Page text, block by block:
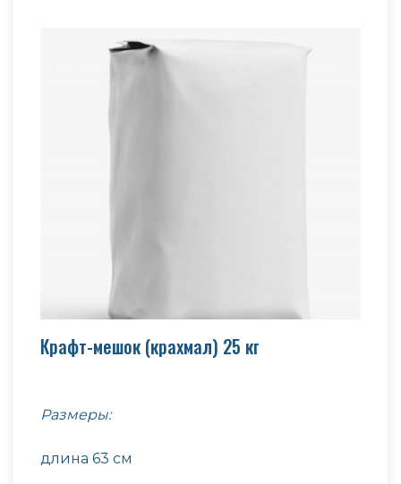
Крафт-мешок (крахмал) 25 кг
Размеры:
длина 63 см